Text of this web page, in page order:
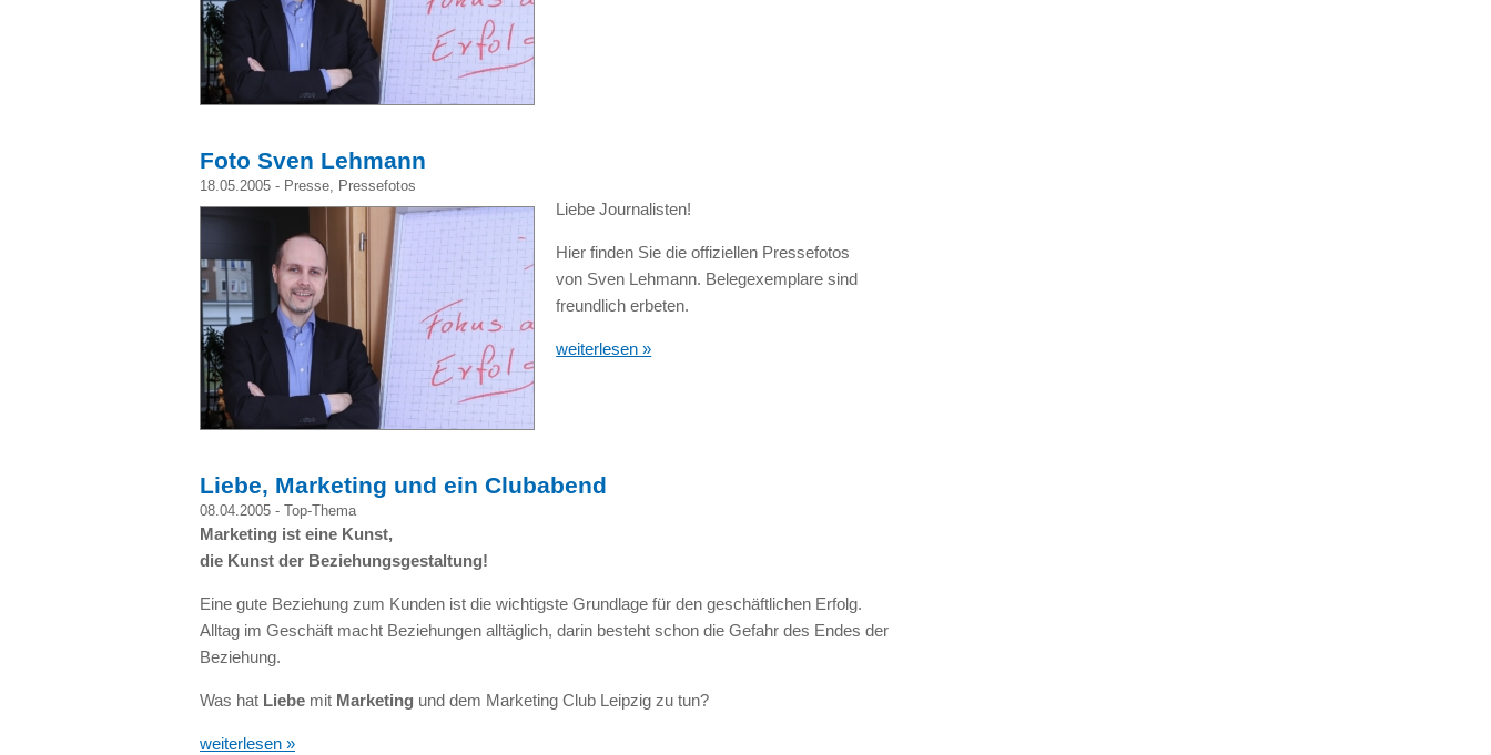
Foto Sven Lehmann
18.05.2005 - Presse Pressefotos
Liebe Journalisten!
Hier finden Sie die offiziellen Pressefotos
von Sven Lehmann. Belegexemplare sind
freundlich erbeten.
weiterlesen »
Liebe, Marketing und ein Clubabend
08.04.2005 - Top-Thema
Marketing ist eine Kunst,
die Kunst der Beziehungsgestaltung!
Eine gute Beziehung zum Kunden ist die wichtigste Grundlage für den geschäftlichen Erfolg.
Alltag im Geschäft macht Beziehungen alltäglich, darin besteht schon die Gefahr des Endes der
Beziehung.
Was hat Liebe mit Marketing und dem Marketing Club Leipzig zu tun?
weiterlesen »